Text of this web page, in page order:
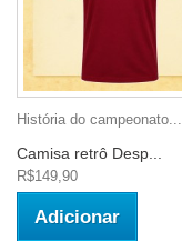
História do campeonato...
Camisa retrô Desp...
R$149,90
Adicionar